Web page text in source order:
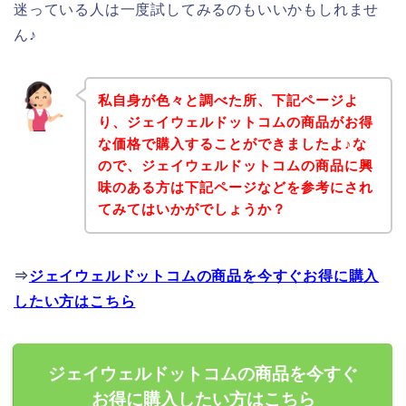
迷っている人は一度試してみるのもいいかもしれませ
ん♪
私自身が色々と調べた所、下記ページよ
り、ジェイウェルドットコムの商品がお得
な価格で購入することができましたよ♪な
ので、ジェイウェルドットコムの商品に興
味のある方は下記ページなどを参考にされ
てみてはいかがでしょうか？
⇒ジェイウェルドットコムの商品を今すぐお得に購入
したい方はこちら
ジェイウェルドットコムの商品を今すぐ
お得に購入したい方はこちら